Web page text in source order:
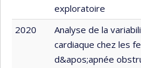
exploratoire
2020
Analyse de la
cardiaque chez les
d&apos;apnée